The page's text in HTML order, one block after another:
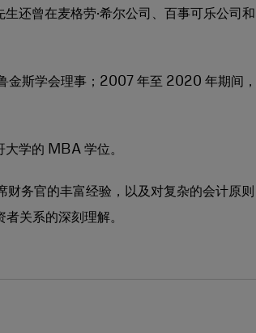
还曾在麦格劳·希尔公司、百事可乐公司和
金斯学会理事；2007 年至 2020 年期间，
学的 MBA 学位。
务官的丰富经验，以及对复杂的会计原则
关系的深刻理解。